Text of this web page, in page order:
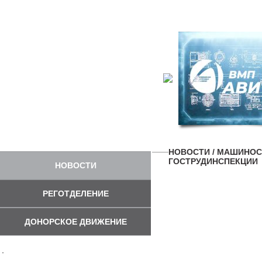
НОВОСТИ
РЕГОТДЕЛЕНИЕ
ДОНОРСКОЕ ДВИЖЕНИЕ
НОВОСТИ /
ГОСТРУДИНСПЕКЦИИ